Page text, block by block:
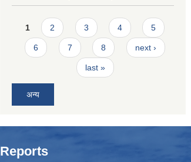
Pages
1 2 3 4 5
6 7 8 next ›
last »
अन्य
Reports